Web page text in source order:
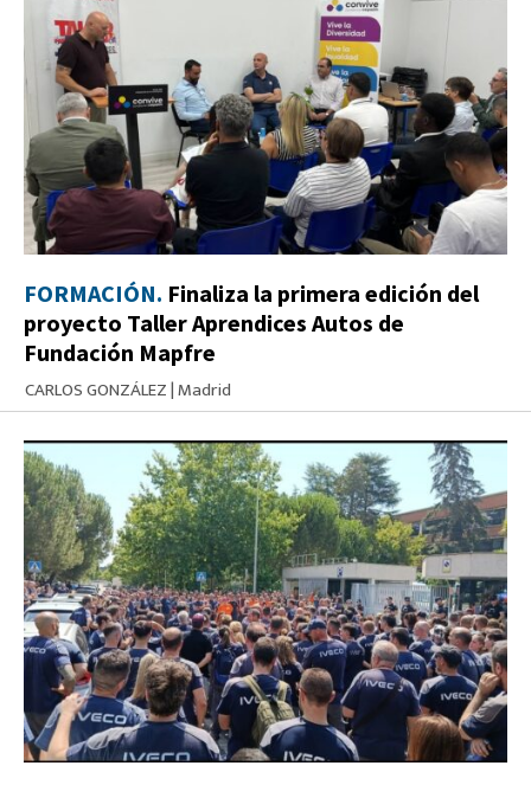
FORMACIÓN. Finaliza la primera edición del
proyecto Taller Aprendices Autos de
Fundación Mapfre
CARLOS GONZÁLEZ|Madrid